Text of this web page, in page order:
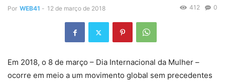
Por WEB41 - 12 de março de 2018 0
412
Em 2018, o 8 de março – Dia Internacional da Mulher –
ocorre em meio a um movimento global sem precedentes